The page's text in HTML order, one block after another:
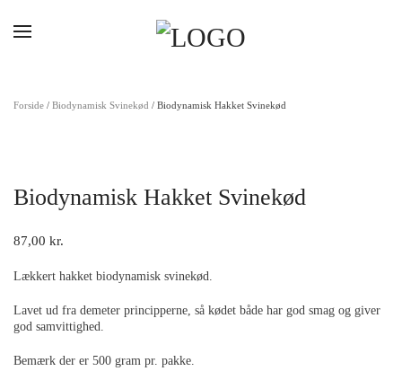
Forside / Biodynamisk Svinekød / Biodynamisk Hakket Svinekød
Biodynamisk Hakket Svinekød
87,00 kr.
Lækkert hakket biodynamisk svinekød.
Lavet ud fra demeter principperne, så kødet både har god smag og giver
god samvittighed.
Bemærk der er 500 gram pr. pakke.